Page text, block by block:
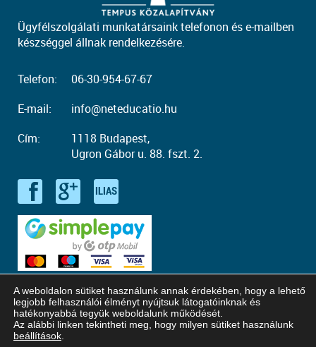
Ügyfélszolgálati munkatársaink telefonon és e-mailben
készséggel állnak rendelkezésére.
Telefon:
06-30-954-67-67
E-mail:
info@neteducatio.hu
Cím:
1118 Budapest,
Ugron Gábor u. 88. fszt. 2.
© Copyright 2016 - 2026. Neteducatio. Minden jog fenntartva!
A weboldalon sütiket használunk annak érdekében, hogy a lehető
legjobb felhasználói élményt nyújtsuk látogatóinknak és
hatékonyabbá tegyük weboldalunk működését.
Az alábbi linken tekintheti meg, hogy milyen sütiket használunk
beállítások